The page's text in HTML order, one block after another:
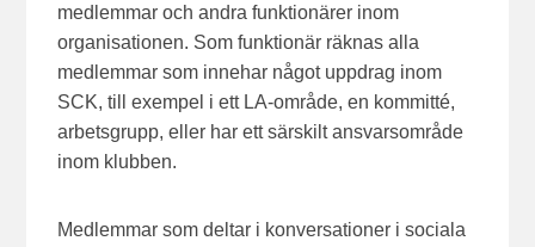
medlemmar och andra funktionärer inom
organisationen. Som funktionär räknas alla
medlemmar som innehar något uppdrag inom
SCK, till exempel i ett LA-område, en kommitté,
arbetsgrupp, eller har ett särskilt ansvarsområde
inom klubben.
Medlemmar som deltar i konversationer i sociala